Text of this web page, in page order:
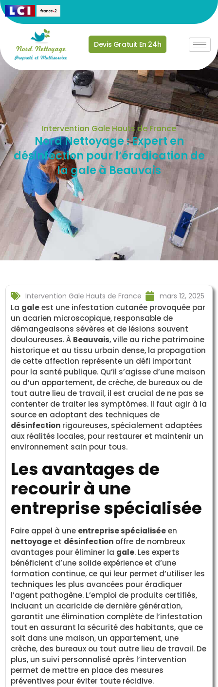
Devis Gratuit En 24h
Intervention Gale Hauts de France
Nord Nettoyage : Expert en
désinfection pour l’éradication de
la gale à Beauvais
Intervention Gale Hauts de France mars 12, 2025
La galeest une infestation cutanée provoquée par
un acarien microscopique, responsable de
démangeaisons sévères et de lésions souvent
douloureuses. À Beauvais, ville au riche patrimoine
historique et au tissu urbain dense, la propagation
de cette affection représente un défi important
pour la santé publique. Qu’il s’agisse d’une maison
ou d’un appartement, de crèche, de bureaux ou de
tout autre lieu de travail, il est crucial de ne pas se
contenter de traiter les symptômes. Il faut agir à la
source en adoptant des techniques de
désinfection rigoureuses, spécialement adaptées
aux réalités locales, pour restaurer et maintenir un
environnement sain pour tous.
Les avantages de
recourir à une
entreprise spécialisée
Faire appel à une entreprise spécialiséeen
nettoyageet désinfection offre de nombreux
avantages pour éliminer la gale. Les experts
bénéficient d’une solide expérience et d’une
formation continue, ce qui leur permet d’utiliser les
techniques les plus avancées pour éradiquer
l’agent pathogène. L’emploi de produits certifiés,
incluant un acaricide de dernière génération,
garantit une élimination complète de l’infestation
tout en assurant la sécurité des habitants, que ce
soit dans une maison, un appartement, une
crèche, des bureaux ou tout autre lieu de travail. De
plus, un suivi personnalisé après l’intervention
permet de mettre en place des mesures
préventives pour éviter toute récidive.